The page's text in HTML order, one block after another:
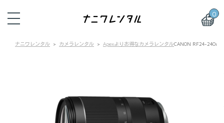
0
ナニワレンタル カメラレンタル Apexよりお得なカメラレンタルCANON RF24-